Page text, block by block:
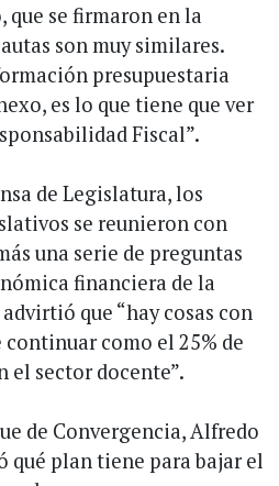
que se firmaron en la
son muy similares.
presupuestaria
es lo que tiene que ver
Fiscal”.
de Legislatura, los
se reunieron con
una serie de preguntas
financiera de la
que “hay cosas con
continuar como el 25% de
el sector docente”.
de Convergencia, Alfredo
plan tiene para bajar el